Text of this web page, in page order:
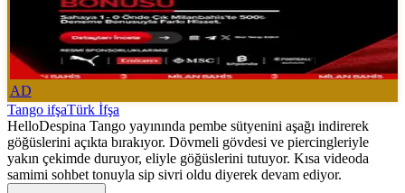
AD
Tango ifşaTürk İfşa
HelloDespina Tango yayınında pembe sütyenini aşağı indirerek
göğüslerini açıkta bırakıyor. Dövmeli gövdesi ve piercingleriyle
yakın çekimde duruyor, eliyle göğüslerini tutuyor. Kısa videoda
samimi sohbet tonuyla sip sivri oldu diyerek devam ediyor.